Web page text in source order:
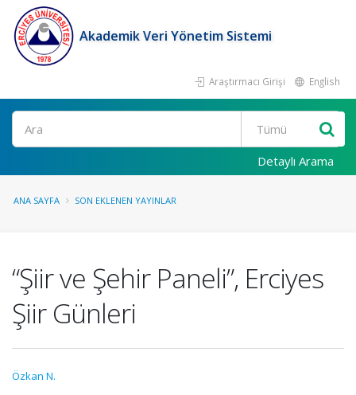
Akademik Veri Yönetim Sistemi
Araştırmacı Girişi English
Ara
Detaylı Arama
ANA SAYFA SON EKLENEN YAYINLAR
“Şiir ve Şehir Paneli”, Erciyes
Şiir Günleri
Özkan N.